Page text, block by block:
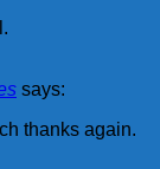
says:
thanks again.